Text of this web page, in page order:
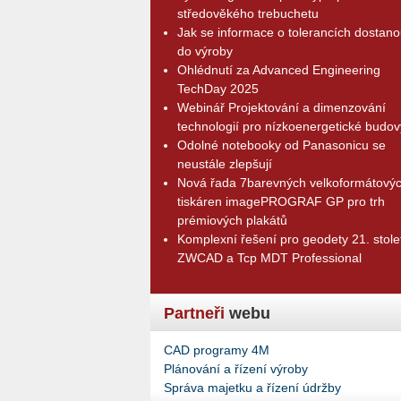
středověkého trebuchetu
Jak se informace o tolerancích
do výroby
Ohlédnutí za Advanced Engineering
TechDay 2025
Webinář Projektování a dimenzování
technologií pro nízkoenergetické
Odolné notebooky od Panasonicu se
neustále zlepšují
Nová řada 7barevných
tiskáren imagePROGRAF GP pro trh
prémiových plakátů
Komplexní řešení pro geodety 21.
ZWCAD a Tcp MDT Professional
Partneři webu
CAD programy 4M
Plánování a řízení výroby
Správa majetku a řízení údržby